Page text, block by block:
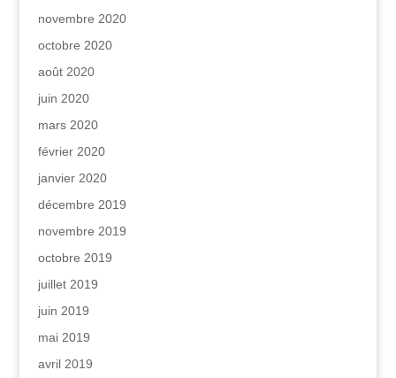
novembre 2020
octobre 2020
août 2020
juin 2020
mars 2020
février 2020
janvier 2020
décembre 2019
novembre 2019
octobre 2019
juillet 2019
juin 2019
mai 2019
avril 2019